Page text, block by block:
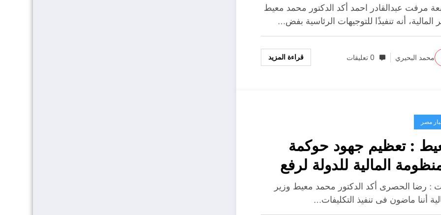
مرفت عبدالقادر احمد أكد الدكتور محمد معيط
المالية، أنه تنفيذًا للتوجيهات الرئاسية بفض…
محمد البحيري 0 تعليقات قراءة المزيد
مصر
: تعظيم جهود حوكمة
المالية للدولة لرفع
الإنفاق العام
: رضا الحصرى أكد الدكتور محمد معيط وزير
أننا ماضون فى تنفيذ التكليفات…